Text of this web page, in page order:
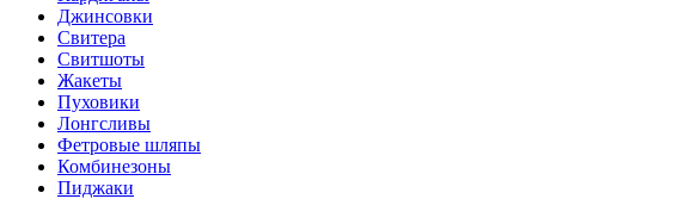
Джинсовки
Свитера
Свитшоты
Жакеты
Пуховики
Лонгсливы
Фетровые шляпы
Комбинезоны
Пиджаки